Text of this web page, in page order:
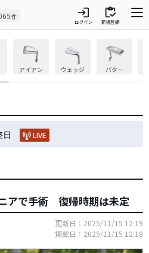
件 login
ログイン
inventory
新規登録
アイアン ウェッジ パター
日 LIVE
アで手術 復帰時期は未定
更新日：2025/11/15 12:19
掲載日：2025/11/15 12:18